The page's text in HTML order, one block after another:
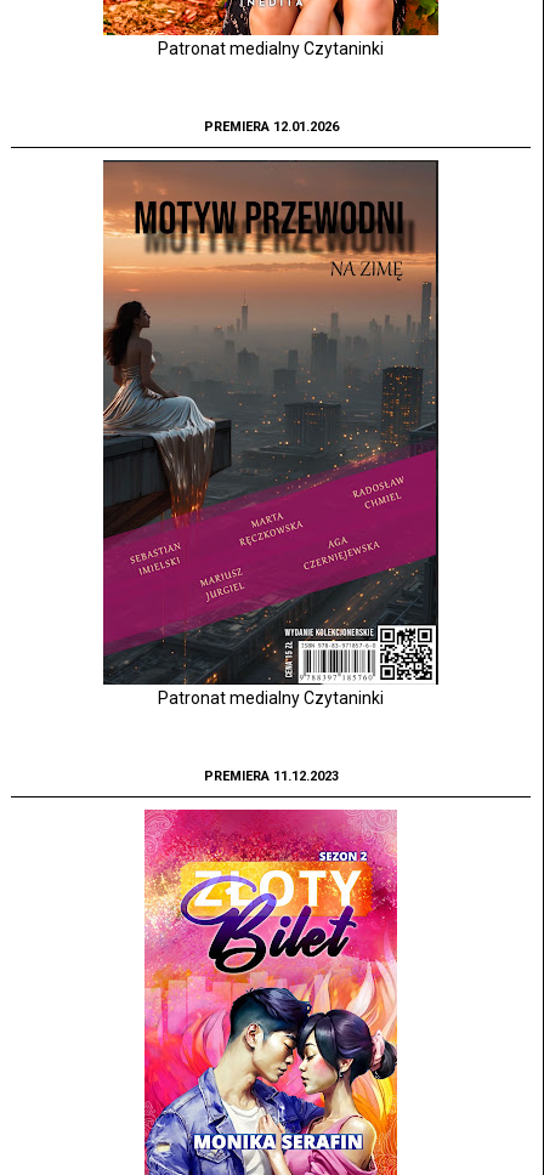
Patronat medialny Czytaninki
PREMIERA 12.01.2026
Patronat medialny Czytaninki
PREMIERA 11.12.2023